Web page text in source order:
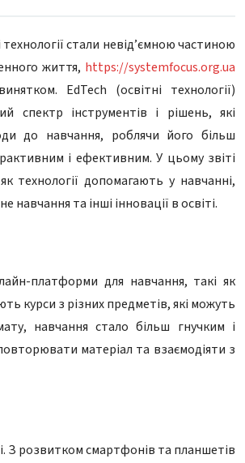
технології стали невід’ємною частиною
життя, https://systemfocus.org.ua
EdTech (освітні технології)
спектр інструментів і рішень, які
до навчання, роблячи його більш
і ефективним. У цьому звіті
технології допомагають у навчанні,
та інші інновації в освіті.
платформи для навчання, такі як
курси з різних предметів, які можуть
навчання стало більш гнучким і
матеріал та взаємодіяти з
З розвитком смартфонів та планшетів